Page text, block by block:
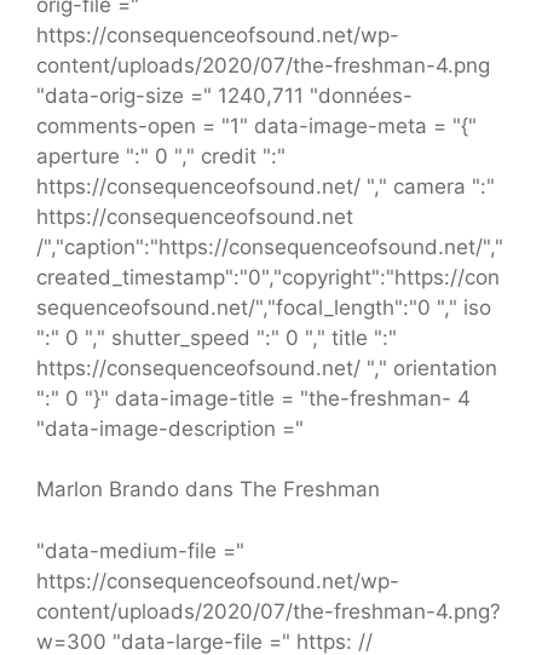
https://consequenceofsound.net/wp-
content/uploads/2020/07/the-freshman-4.png
"data-orig-size =" 1240,711 "données-
comments-open = "1" data-image-meta = "{"
aperture ":" 0 "," credit ":"
https://consequenceofsound.net/ "," camera ":"
https://consequenceofsound.net
/","caption":"https://consequenceofsound.net/","
created_timestamp":"0","copyright":"https://con
sequenceofsound.net/","focal_length":"0 "," iso
":" 0 "," shutter_speed ":" 0 "," title ":"
https://consequenceofsound.net/ "," orientation
":" 0 "}" data-image-title = "the-freshman- 4
"data-image-description ="
Marlon Brando dans The Freshman
"data-medium-file ="
https://consequenceofsound.net/wp-
content/uploads/2020/07/the-freshman-4.png?
w=300 "data-large-file =" https: //